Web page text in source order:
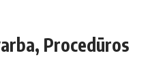
Procedūros